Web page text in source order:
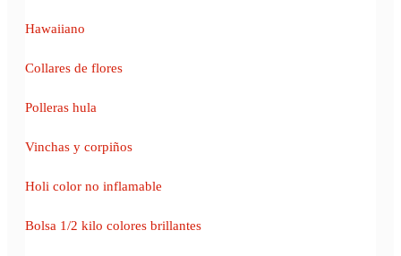
Hawaiiano
Collares de flores
Polleras hula
Vinchas y corpiños
Holi color no inflamable
Bolsa 1/2 kilo colores brillantes